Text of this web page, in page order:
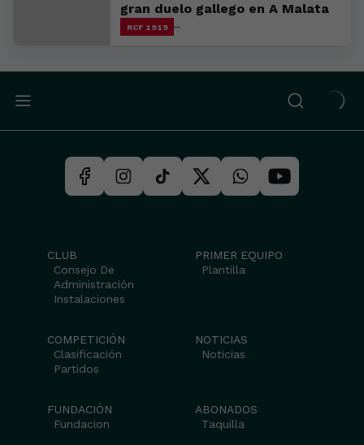
gran duelo gallego en A Malata
RCF 1919
CLUB
Consejo De
Administración
Instalaciones
PRIMER EQUIPO
Plantilla
COMPETICIÓN
Clasificación
Partidos
NOTICIAS
Noticias
FUNDACIÓN
Fundacion
ABONADOS
Taquilla